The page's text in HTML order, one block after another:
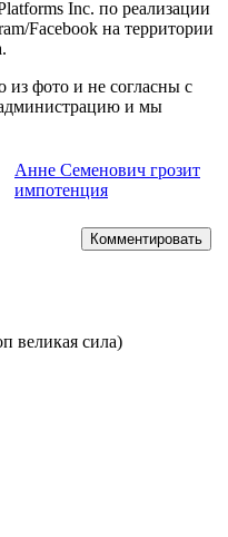
Inc. по реализации
Facebook на территории
из фото и не согласны с
и мы
Анне Семенович грозит
импотенция
Комментировать
великая сила)